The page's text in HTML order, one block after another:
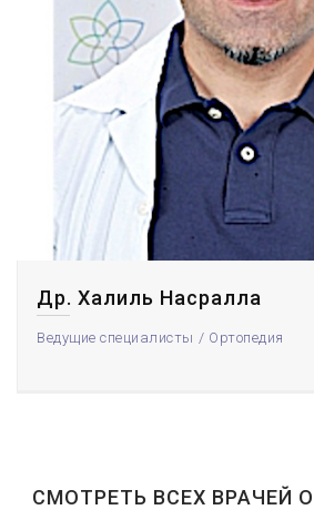
Др. Халиль Насралла
Ведущие специалисты Ортопедия
СМОТРЕТЬ ВСЕХ ВРАЧЕЙ